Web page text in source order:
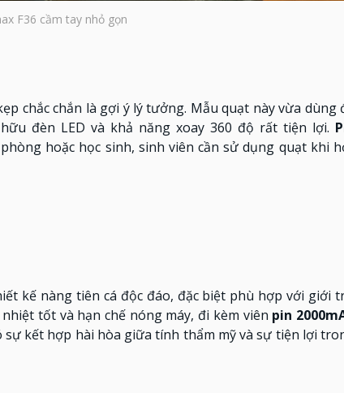
F36 cầm tay nhỏ gọn
chắc chắn là gợi ý lý tưởng. Mẫu quạt này vừa dùng
đèn LED và khả năng xoay 360 độ rất tiện lợi.
hoặc học sinh, sinh viên cần sử dụng quạt khi
kế nàng tiên cá độc đáo, đặc biệt phù hợp với giới
tốt và hạn chế nóng máy, đi kèm viên pin
kết hợp hài hòa giữa tính thẩm mỹ và sự tiện lợi